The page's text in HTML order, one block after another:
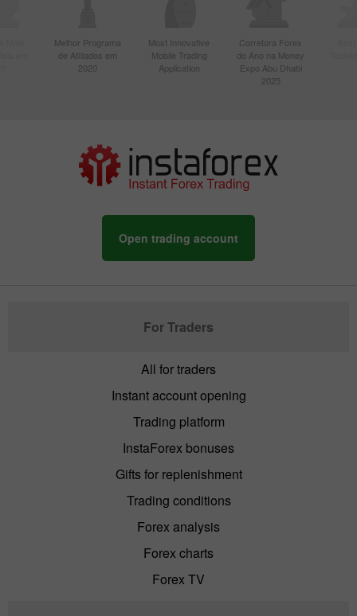
Melhor Programa
de Afiliados em
2020
Most Innovative
Mobile Trading
Application
Corretora Forex
do Ano na Money
Expo Abu Dhabi
2025
Open trading account
For Traders
All for traders
Instant account opening
Trading platform
InstaForex bonuses
Gifts for replenishment
Trading conditions
Forex analysis
Forex charts
Forex TV